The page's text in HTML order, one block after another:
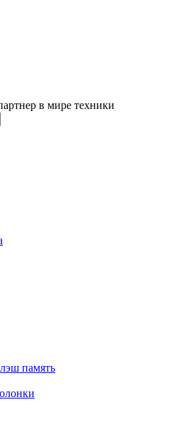
в мире техники
память